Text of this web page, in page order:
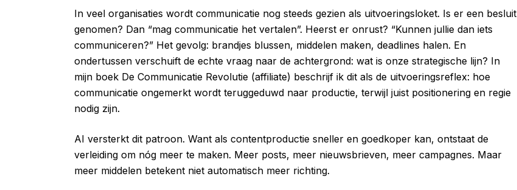
In veel organisaties wordt communicatie nog steeds gezien als uitvoeringsloket. Is er een besluit
genomen? Dan “mag communicatie het vertalen”. Heerst er onrust? “Kunnen jullie dan iets
communiceren?” Het gevolg: brandjes blussen, middelen maken, deadlines halen. En
ondertussen verschuift de echte vraag naar de achtergrond: wat is onze strategische lijn? In
mijn boek De Communicatie Revolutie (affiliate) beschrijf ik dit als de uitvoeringsreflex: hoe
communicatie ongemerkt wordt teruggeduwd naar productie, terwijl juist positionering en regie
nodig zijn.
AI versterkt dit patroon. Want als contentproductie sneller en goedkoper kan, ontstaat de
verleiding om nóg meer te maken. Meer posts, meer nieuwsbrieven, meer campagnes. Maar
meer middelen betekent niet automatisch meer richting.